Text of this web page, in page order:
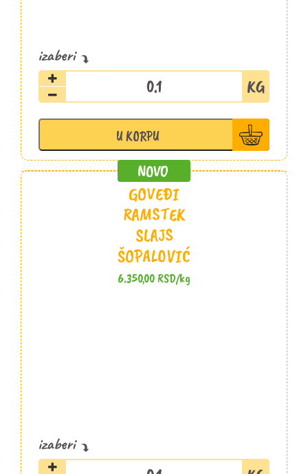
Goveđa
pršuta
količina
U KORPU
GOVEĐI
RAMSTEK
SLAJS
ŠOPALOVIĆ
6.350,00RSD/kg
Goveđi